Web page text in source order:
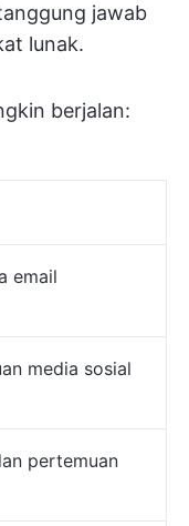
jawab
lunak.
berjalan:
email
media sosial
pertemuan